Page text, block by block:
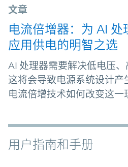
文章
电流倍增器：为 AI
应用供电的明智之选
AI 处理器需要解决低电压、
这将会导致电源系统设计产
电流倍增技术如何改变这一
用户指南和手册